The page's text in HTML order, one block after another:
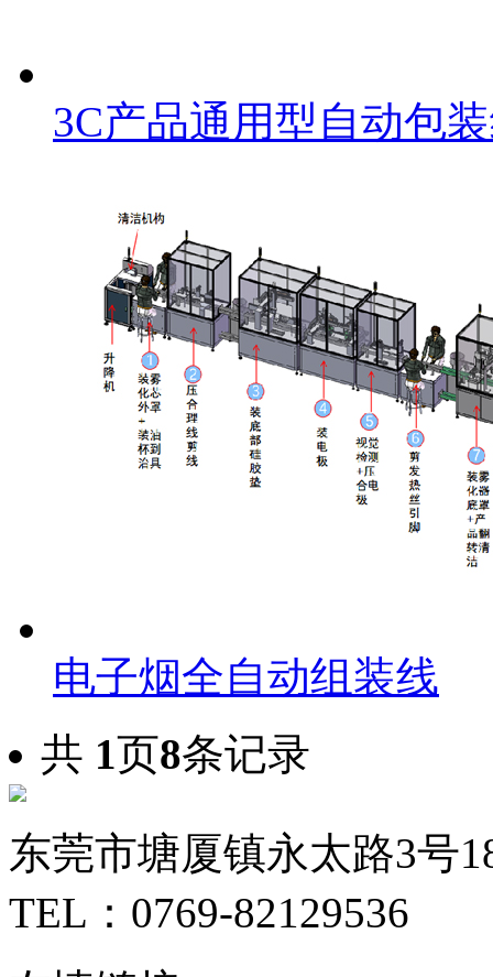
3C产品通用型自动包
电子烟全自动组装线
共 1页8条记录
东莞市塘厦镇永太路3号
TEL：0769-82129536